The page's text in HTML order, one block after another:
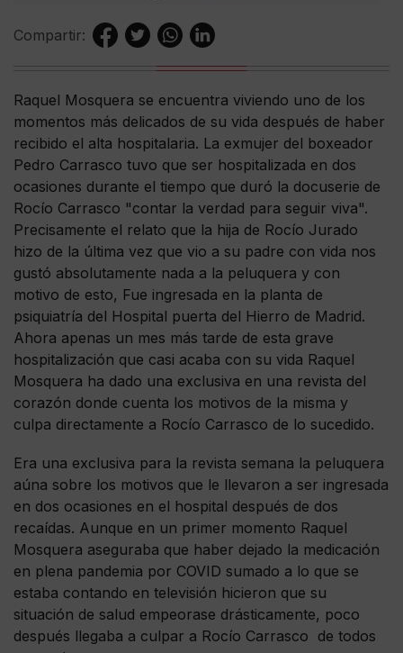
Compartir:
Raquel Mosquera se encuentra viviendo uno de los
momentos más delicados de su vida después de haber
recibido el alta hospitalaria. La exmujer del boxeador
Pedro Carrasco tuvo que ser hospitalizada en dos
ocasiones durante el tiempo que duró la docuserie de
Rocío Carrasco "contar la verdad para seguir viva".
Precisamente el relato que la hija de Rocío Jurado
hizo de la última vez que vio a su padre con vida nos
gustó absolutamente nada a la peluquera y con
motivo de esto, Fue ingresada en la planta de
psiquiatría del Hospital puerta del Hierro de Madrid.
Ahora apenas un mes más tarde de esta grave
hospitalización que casi acaba con su vida Raquel
Mosquera ha dado una exclusiva en una revista del
corazón donde cuenta los motivos de la misma y
culpa directamente a Rocío Carrasco de lo sucedido.
Era una exclusiva para la revista semana la peluquera
aúna sobre los motivos que le llevaron a ser ingresada
en dos ocasiones en el hospital después de dos
recaídas. Aunque en un primer momento Raquel
Mosquera aseguraba que haber dejado la medicación
en plena pandemia por COVID sumado a lo que se
estaba contando en televisión hicieron que su
situación de salud empeorase drásticamente, poco
después llegaba a culpar a Rocío Carrasco de todos